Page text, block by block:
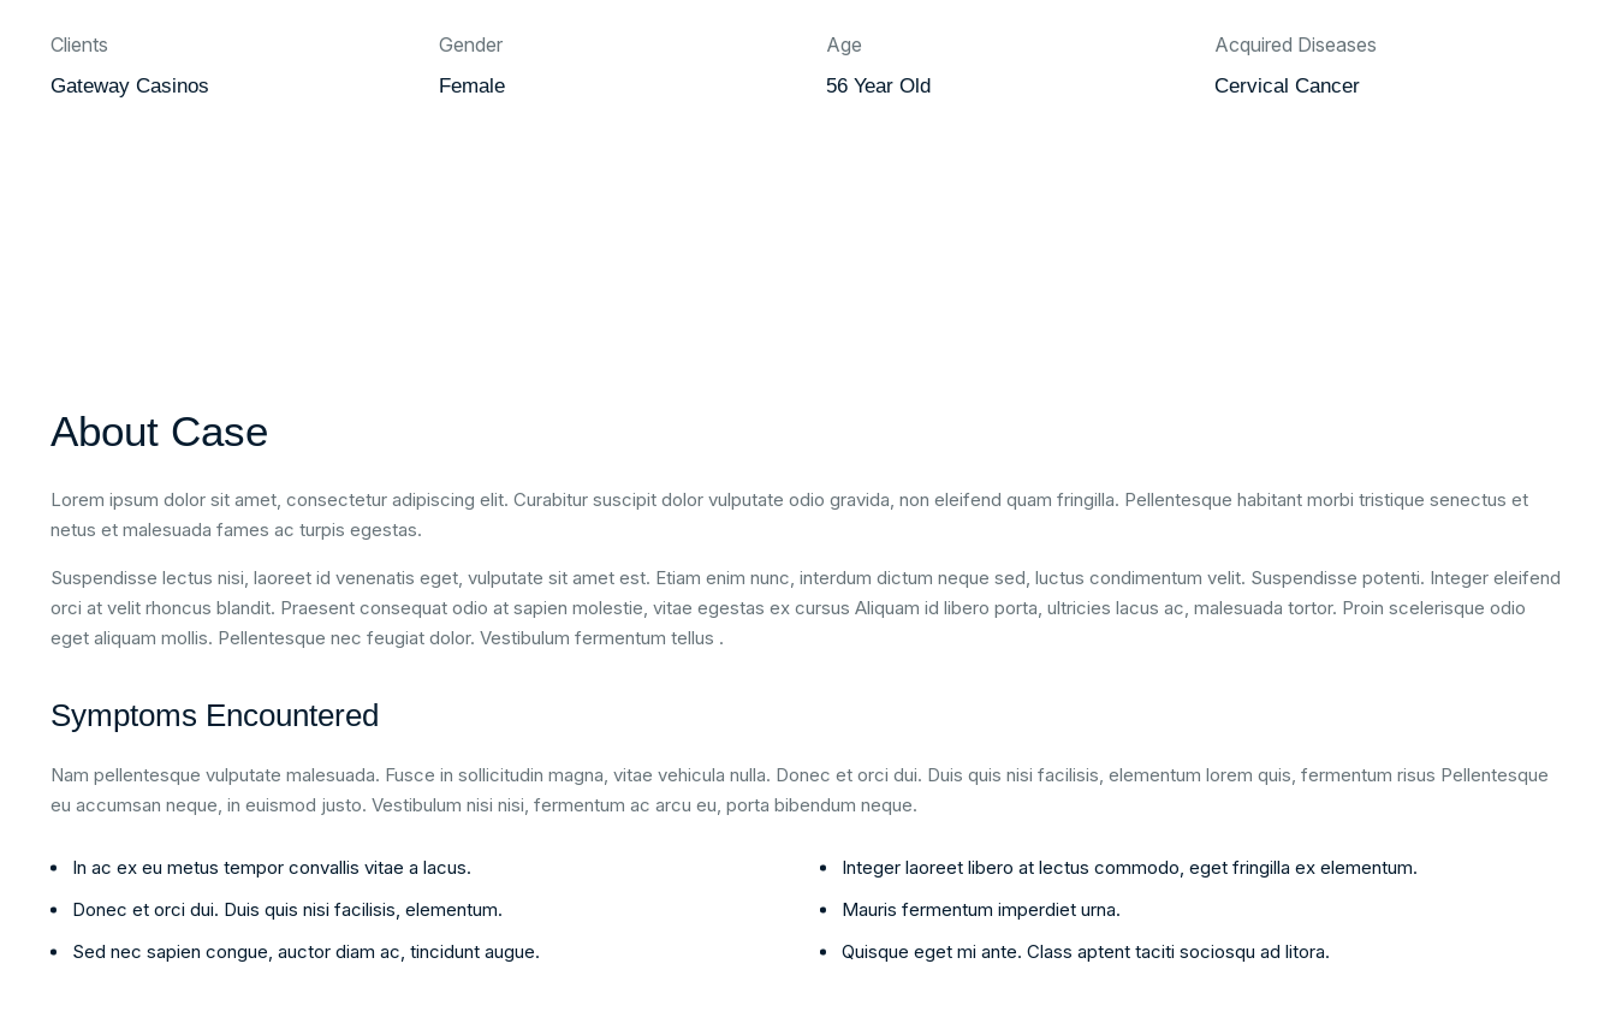
Clients
Gateway Casinos
Gender
Female
Age
56 Year Old
Acquired Diseases
Cervical Cancer
About Case
Lorem ipsum dolor sit amet, consectetur adipiscing elit. Curabitur suscipit dolor vulputate odio gravida, non eleifend quam fringilla. Pellentesque habitant morbi tristique senectus et
netus et malesuada fames ac turpis egestas.
Suspendisse lectus nisi, laoreet id venenatis eget, vulputate sit amet est. Etiam enim nunc, interdum dictum neque sed, luctus condimentum velit. Suspendisse potenti. Integer eleifend
orci at velit rhoncus blandit. Praesent consequat odio at sapien molestie, vitae egestas ex cursus Aliquam id libero porta, ultricies lacus ac, malesuada tortor. Proin scelerisque odio
eget aliquam mollis. Pellentesque nec feugiat dolor. Vestibulum fermentum tellus .
Symptoms Encountered
Nam pellentesque vulputate malesuada. Fusce in sollicitudin magna, vitae vehicula nulla. Donec et orci dui. Duis quis nisi facilisis, elementum lorem quis, fermentum risus Pellentesque
eu accumsan neque, in euismod justo. Vestibulum nisi nisi, fermentum ac arcu eu, porta bibendum neque.
In ac ex eu metus tempor convallis vitae a lacus.
Donec et orci dui. Duis quis nisi facilisis, elementum.
Sed nec sapien congue, auctor diam ac, tincidunt augue.
Integer laoreet libero at lectus commodo, eget fringilla ex elementum.
Mauris fermentum imperdiet urna.
Quisque eget mi ante. Class aptent taciti sociosqu ad litora.